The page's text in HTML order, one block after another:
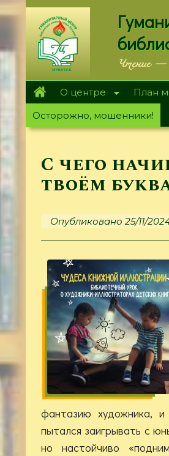
Перейти
к
основному
содержанию
Чтение —
О центре План
Осторожно, мошенники!
С чего
твоём
Опубликовано 25/11/
фантазию художника,
пытался заигрывать с
но настойчиво